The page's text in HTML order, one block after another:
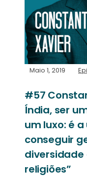
Maio 1, 2019
#57
Índia, ser
um luxo: é
conseguir
diversidade
religiões”